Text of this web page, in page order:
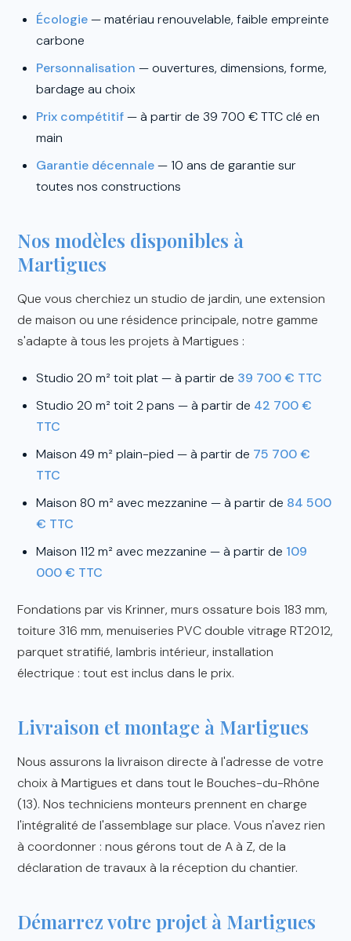
Écologie— matériau renouvelable, faible empreinte
carbone
Personnalisation — ouvertures, dimensions, forme,
bardage au choix
Prix compétitif— à partir de 39 700 € TTC clé en
main
Garantie décennale— 10 ans de garantie sur
toutes nos constructions
Nos modèles disponibles à
Martigues
Que vous cherchiez un studio de jardin, une extension
de maison ou une résidence principale, notre gamme
s'adapte à tous les projets à Martigues :
Studio 20 m² toit plat — à partir de 39 700 € TTC
Studio 20 m² toit 2 pans — à partir de 42 700 €
TTC
Maison 49 m² plain-pied — à partir de 75 700 €
TTC
Maison 80 m² avec mezzanine — à partir de 84 500
€ TTC
Maison 112 m² avec mezzanine — à partir de 109
000 € TTC
Fondations par vis Krinner, murs ossature bois 183 mm,
toiture 316 mm, menuiseries PVC double vitrage RT2012,
parquet stratifié, lambris intérieur, installation
électrique : tout est inclus dans le prix.
Livraison et montage à Martigues
Nous assurons la livraison directe à l'adresse de votre
choix à Martigues et dans tout le Bouches-du-Rhône
(13). Nos techniciens monteurs prennent en charge
l'intégralité de l'assemblage sur place. Vous n'avez rien
à coordonner : nous gérons tout de A à Z, de la
déclaration de travaux à la réception du chantier.
Démarrez votre projet à Martigues